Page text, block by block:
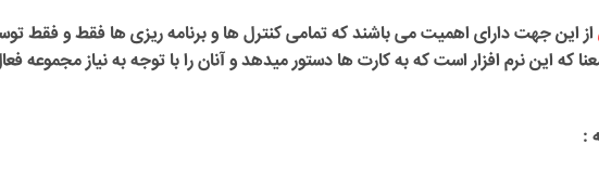
از این جهت دارای اهمیت می باشند که تمامی کنترل ها و برنامه ریزی ها فقط و فقط
که این نرم افزار است که به کارت ها دستور میدهد و آنان را با توجه به نیاز مجموعه
: